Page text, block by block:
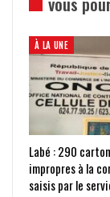
À LA UNE
Labé : 290
impropres à la
saisis par le